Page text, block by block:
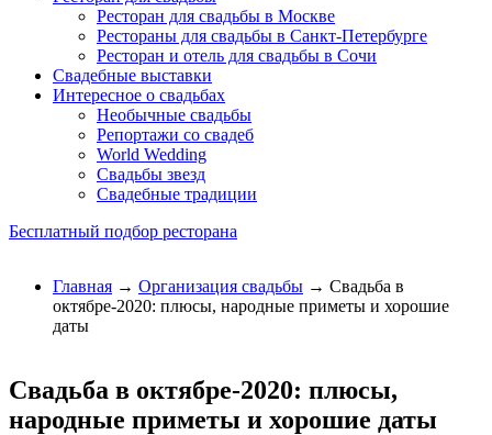
Ресторан для свадьбы в Москве
Рестораны для свадьбы в Санкт-Петербурге
Ресторан и отель для свадьбы в Сочи
Свадебные выставки
Интересное о свадьбах
Необычные свадьбы
Репортажи со свадеб
World Wedding
Свадьбы звезд
Свадебные традиции
Бесплатный подбор ресторана
Главная → Организация свадьбы → Свадьба в
октябре-2020: плюсы, народные приметы и хорошие
даты
Свадьба в октябре-2020: плюсы,
народные приметы и хорошие даты